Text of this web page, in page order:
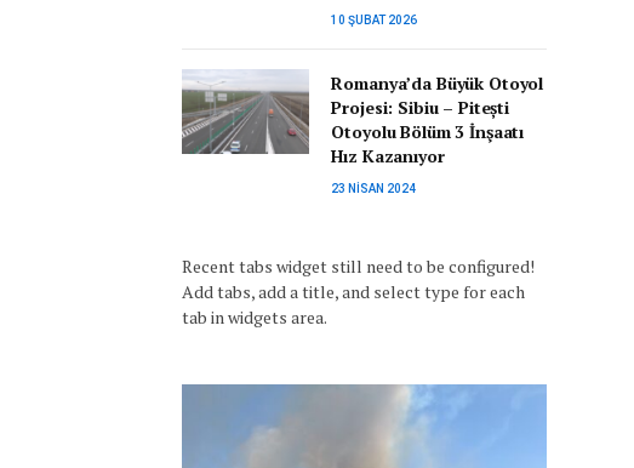
10 ŞUBAT 2026
Romanya’da Büyük Otoyol
Projesi: Sibiu – Pitești
Otoyolu Bölüm 3 İnşaatı
Hız Kazanıyor
23 NISAN 2024
Recent tabs widget still need to be configured!
Add tabs, add a title, and select type for each
tab in widgets area.